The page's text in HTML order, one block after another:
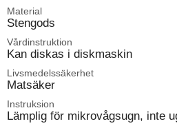
Material
Stengods
Vårdinstruktion
Kan diskas i diskmaskin
Livsmedelssäkerhet
Matsäker
Instruksion
Lämplig för mikrovågsugn, inte